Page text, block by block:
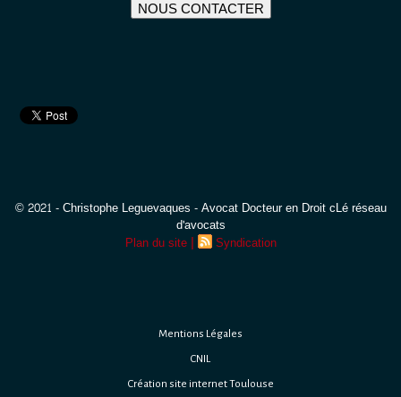
NOUS CONTACTER
© 2021 - Christophe Leguevaques - Avocat Docteur en Droit cLé réseau
d'avocats
Plan du site | Syndication
Mentions Légales
CNIL
Création site internet Toulouse